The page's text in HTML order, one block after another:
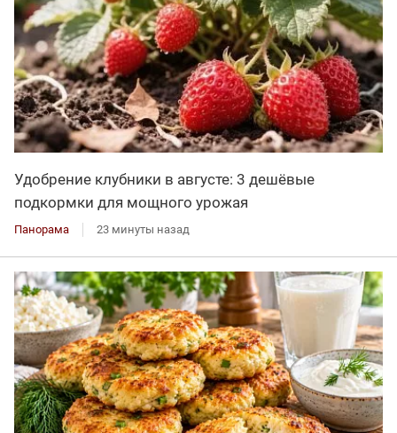
Удобрение клубники в августе: 3 дешёвые
подкормки для мощного урожая
Панорама 23 минуты назад